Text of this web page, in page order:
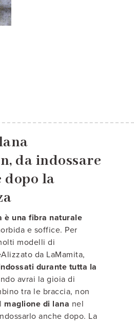
da indossare
dopo la
è una fibra naturale
e soffice. Per
modelli di
da LaMamita,
durante tutta la
avrai la gioia di
tra le braccia, non
maglione di lana nel
anche dopo. La